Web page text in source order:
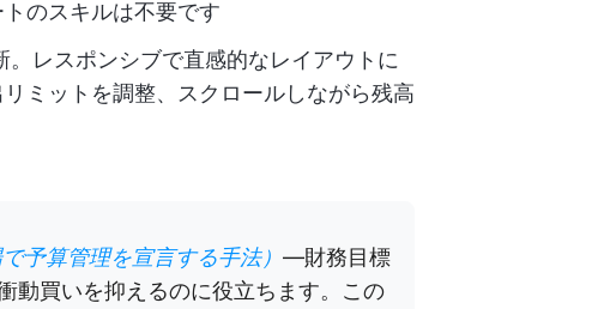
のスキルは不要です
レスポンシブで直感的なレイアウトに
ミットを調整、スクロールしながら残高
予算管理を宣言する手法） —財務目標
動買いを抑えるのに役立ちます。この